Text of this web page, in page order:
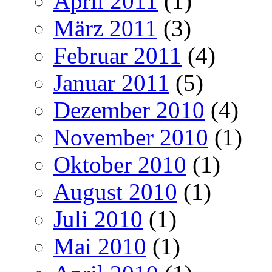
März 2011 (3)
Februar 2011 (4)
Januar 2011 (5)
Dezember 2010 (4)
November 2010 (1)
Oktober 2010 (1)
August 2010 (1)
Juli 2010 (1)
Mai 2010 (1)